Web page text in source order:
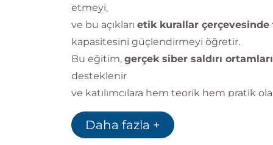
etmeyi,
ve bu açıkları etik kurallar çerçevesinde
kapasitesini güçlendirmeyi öğretir.
Bu eğitim, gerçek siber saldırı
desteklenir
ve katılımcılara hem teorik hem pratik
testing)becerisi kazandırır.
Daha fazla +